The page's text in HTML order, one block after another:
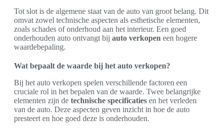
Tot slot is de algemene staat van de auto van groot belang. Dit
omvat zowel technische aspecten als esthetische elementen,
zoals schades of onderhoud aan het interieur. Een goed
onderhouden auto ontvangt bij auto verkopen een hogere
waardebepaling.
Wat bepaalt de waarde bij het auto verkopen?
Bij het auto verkopen spelen verschillende factoren een
cruciale rol in het bepalen van de waarde. Twee belangrijke
elementen zijn de technische specificaties en het verleden
van de auto. Deze aspecten geven inzicht in hoe de auto
presteert en hoe goed deze is onderhouden.